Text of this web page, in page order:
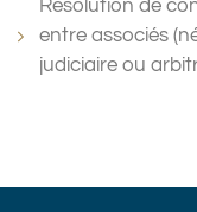
Résolution de
entre associés
judiciaire ou